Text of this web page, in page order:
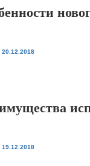
20.12.2018
19.12.2018